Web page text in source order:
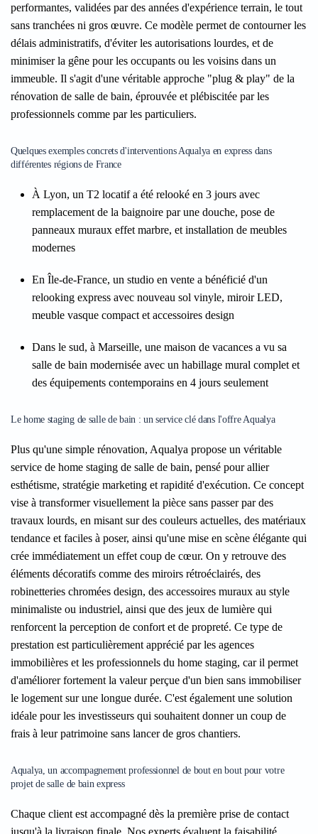
performantes, validées par des années d'expérience terrain, le tout
sans tranchées ni gros œuvre. Ce modèle permet de contourner les
délais administratifs, d'éviter les autorisations lourdes, et de
minimiser la gêne pour les occupants ou les voisins dans un
immeuble. Il s'agit d'une véritable approche "plug & play" de la
rénovation de salle de bain, éprouvée et plébiscitée par les
professionnels comme par les particuliers.
Quelques exemples concrets d'interventions Aqualya en express dans
différentes régions de France
À Lyon, un T2 locatif a été relooké en 3 jours avec
remplacement de la baignoire par une douche, pose de
panneaux muraux effet marbre, et installation de meubles
modernes
En Île-de-France, un studio en vente a bénéficié d'un
relooking express avec nouveau sol vinyle, miroir LED,
meuble vasque compact et accessoires design
Dans le sud, à Marseille, une maison de vacances a vu sa
salle de bain modernisée avec un habillage mural complet et
des équipements contemporains en 4 jours seulement
Le home staging de salle de bain : un service clé dans l'offre Aqualya
Plus qu'une simple rénovation, Aqualya propose un véritable
service de home staging de salle de bain, pensé pour allier
esthétisme, stratégie marketing et rapidité d'exécution. Ce concept
vise à transformer visuellement la pièce sans passer par des
travaux lourds, en misant sur des couleurs actuelles, des matériaux
tendance et faciles à poser, ainsi qu'une mise en scène élégante qui
crée immédiatement un effet coup de cœur. On y retrouve des
éléments décoratifs comme des miroirs rétroéclairés, des
robinetteries chromées design, des accessoires muraux au style
minimaliste ou industriel, ainsi que des jeux de lumière qui
renforcent la perception de confort et de propreté. Ce type de
prestation est particulièrement apprécié par les agences
immobilières et les professionnels du home staging, car il permet
d'améliorer fortement la valeur perçue d'un bien sans immobiliser
le logement sur une longue durée. C'est également une solution
idéale pour les investisseurs qui souhaitent donner un coup de
frais à leur patrimoine sans lancer de gros chantiers.
Aqualya, un accompagnement professionnel de bout en bout pour votre
projet de salle de bain express
Chaque client est accompagné dès la première prise de contact
jusqu'à la livraison finale. Nos experts évaluent la faisabilité,